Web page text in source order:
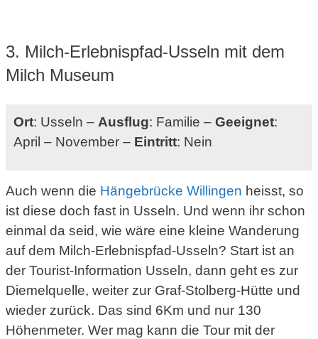
3. Milch-Erlebnispfad-Usseln mit dem
Milch Museum
Ort: Usseln – Ausflug: Familie – Geeignet:
April – November – Eintritt: Nein
Auch wenn die Hängebrücke Willingen heisst, so
ist diese doch fast in Usseln. Und wenn ihr schon
einmal da seid, wie wäre eine kleine Wanderung
auf dem Milch-Erlebnispfad-Usseln? Start ist an
der Tourist-Information Usseln, dann geht es zur
Diemelquelle, weiter zur Graf-Stolberg-Hütte und
wieder zurück. Das sind 6Km und nur 130
Höhenmeter. Wer mag kann die Tour mit der